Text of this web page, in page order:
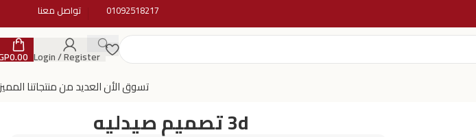
01092518217 تواصل معنا
Login / Register
0.00
تسوق الأن العديد من منتجاتنا
3d تصميم صيدليه